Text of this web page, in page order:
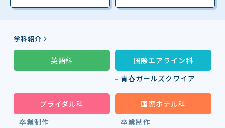
学科紹介
英語科
国際エアライン科
青春ガールズクワイア
ブライダル科
卒業制作
国際ホテル科
卒業制作